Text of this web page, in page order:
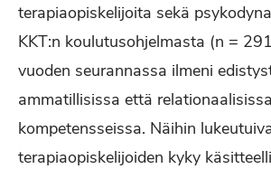
terapiaopiskelijoita sekä
KKT:n koulutusohjelmasta (n =
vuoden seurannassa ilmeni
ammatillisissa että relationaalisissa
kompetensseissa. Näihin
terapiaopiskelijoiden kyky